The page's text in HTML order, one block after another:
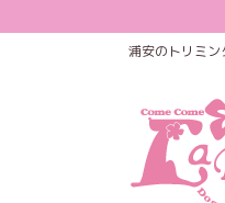
ン
ビ
浦安のトリミン